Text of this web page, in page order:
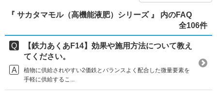
『 サカタマモル（高機能液肥）シリーズ 』 内のFAQ
全106件
【鉄力あくあF14】効果や施用方法について教え
てください。
植物に供給されやすい2価鉄とバランスよく配合した微量要素を
手軽に供給するこ...